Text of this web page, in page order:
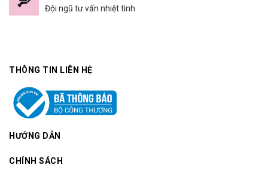
Đội ngũ tư vấn nhiệt tình
THÔNG TIN LIÊN HỆ
HƯỚNG DẪN
CHÍNH SÁCH